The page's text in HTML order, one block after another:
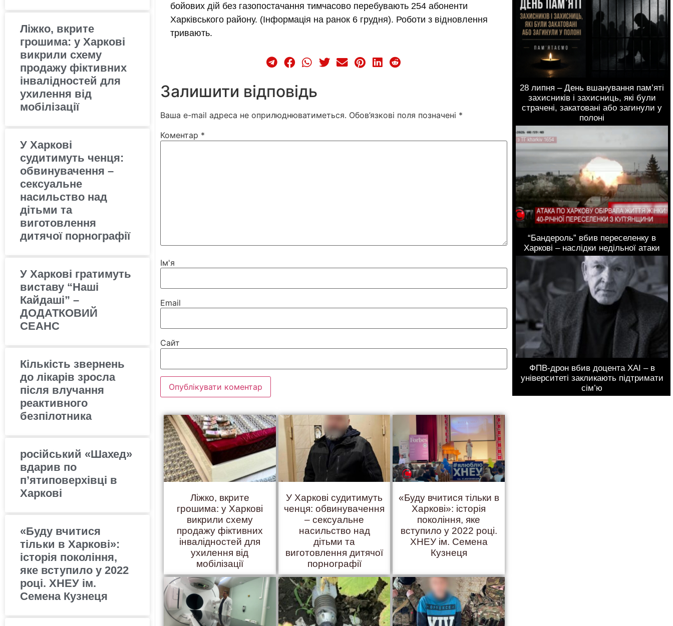
Ліжко, вкрите
грошима: у Харкові
викрили схему
продажу фіктивних
інвалідностей для
ухилення від
мобілізації
У Харкові
судитимуть ченця:
обвинувачення –
сексуальне
насильство над
дітьми та
виготовлення
дитячої порнографії
У Харкові гратимуть
виставу “Наші
Кайдаші” –
ДОДАТКОВИЙ
СЕАНС
Кількість звернень
до лікарів зросла
після влучання
реактивного
безпілотника
російський «Шахед»
вдарив по
п’ятиповерхівці в
Харкові
«Буду вчитися
тільки в Харкові»:
історія покоління,
яке вступило у 2022
році. ХНЕУ ім.
Семена Кузнеця
бойових дій без газопостачання тимчасово перебувають 254 абоненти
Харківського району. (Інформація на ранок 6 грудня). Роботи з відновлення
тривають.
Залишити відповідь
Ваша e-mail адреса не оприлюднюватиметься. Обов’язкові поля позначені *
Коментар *
Ім'я
Email
Сайт
Ліжко, вкрите
грошима: у Харкові
викрили схему
продажу фіктивних
інвалідностей для
ухилення від
мобілізації
У Харкові судитимуть
ченця: обвинувачення
– сексуальне
насильство над
дітьми та
виготовлення дитячої
порнографії
«Буду вчитися тільки в
Харкові»: історія
покоління, яке
вступило у 2022 році.
ХНЕУ ім. Семена
Кузнеця
28 липня – День вшанування пам’яті
захисників і захисниць, які були
страчені, закатовані або загинули у
полоні
“Бандероль” вбив переселенку в
Харкові – наслідки недільної атаки
ФПВ-дрон вбив доцента ХАІ – в
університеті закликають підтримати
сім’ю